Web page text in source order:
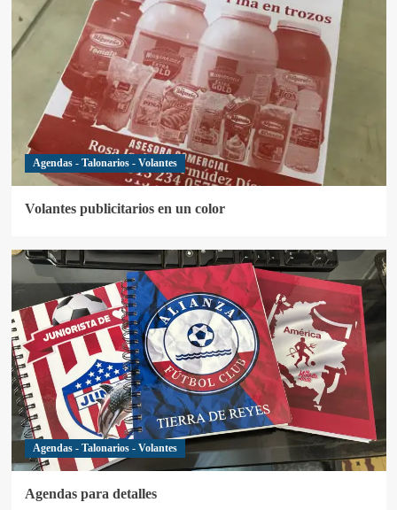
Agendas - Talonarios - Volantes
Volantes publicitarios en un color
Agendas - Talonarios - Volantes
Agendas para detalles